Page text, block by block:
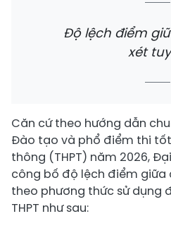
Độ lệch điểm
xét
Căn cứ theo hướng dẫn
Đào tạo và phổ điểm thi
thông (THPT) năm 2026,
công bố độ lệch điểm giữa
theo phương thức sử dụng
THPT như sau: